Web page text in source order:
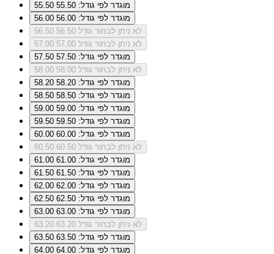
55.50
מוגדר לפי גודל: 55.50
56.00
מוגדר לפי גודל: 56.00
56.50
לא ניתן לבחור גודל 56.50
57.00
לא ניתן לבחור גודל 57.00
57.50
מוגדר לפי גודל: 57.50
58.00
לא ניתן לבחור גודל 58.00
58.20
מוגדר לפי גודל: 58.20
58.50
מוגדר לפי גודל: 58.50
59.00
מוגדר לפי גודל: 59.00
59.50
מוגדר לפי גודל: 59.50
60.00
מוגדר לפי גודל: 60.00
60.50
לא ניתן לבחור גודל 60.50
61.00
מוגדר לפי גודל: 61.00
61.50
מוגדר לפי גודל: 61.50
62.00
מוגדר לפי גודל: 62.00
62.50
מוגדר לפי גודל: 62.50
63.00
מוגדר לפי גודל: 63.00
63.20
לא ניתן לבחור גודל 63.20
63.50
מוגדר לפי גודל: 63.50
64.00
מוגדר לפי גודל: 64.00